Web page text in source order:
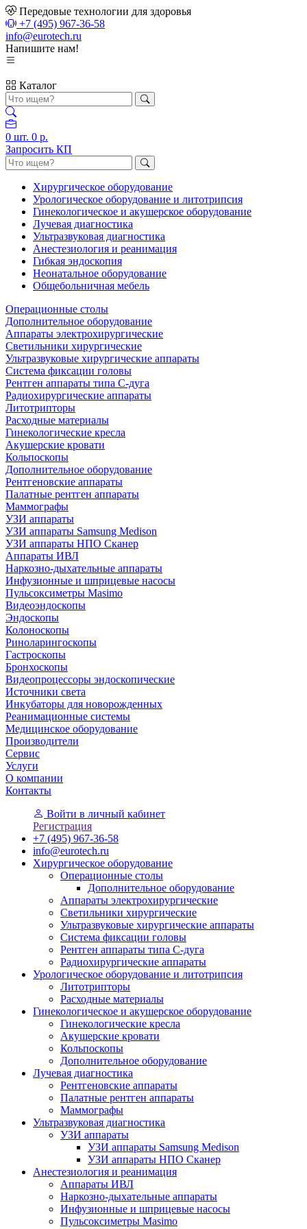
Передовые технологии для здоровья
+7 (495) 967-36-58
info@eurotech.ru
Напишите нам!
Каталог
0 шт. 0 р.
Запросить КП
Хирургическое оборудование
Урологическое оборудование и литотрипсия
Гинекологическое и акушерское оборудование
Лучевая диагностика
Ультразвуковая диагностика
Анестезиология и реанимация
Гибкая эндоскопия
Неонатальное оборудование
Общебольничная мебель
Операционные столы
Дополнительное оборудование
Аппараты электрохирургические
Светильники хирургические
Ультразвуковые хирургические аппараты
Система фиксации головы
Рентген аппараты типа С-дуга
Радиохирургические аппараты
Литотрипторы
Расходные материалы
Гинекологические кресла
Акушерские кровати
Кольпоскопы
Дополнительное оборудование
Рентгеновские аппараты
Палатные рентген аппараты
Маммографы
УЗИ аппараты
УЗИ аппараты Samsung Medison
УЗИ аппараты НПО Сканер
Аппараты ИВЛ
Наркозно-дыхательные аппараты
Инфузионные и шприцевые насосы
Пульсоксиметры Masimo
Видеоэндоскопы
Эндоскопы
Колоноскопы
Риноларингоскопы
Гастроскопы
Бронхоскопы
Видеопроцессоры эндоскопические
Источники света
Инкубаторы для новорожденных
Реанимационные системы
Медицинское оборудование
Производители
Сервис
Услуги
О компании
Контакты
Войти в личный кабинет
Регистрация
+7 (495) 967-36-58
info@eurotech.ru
Хирургическое оборудование
Операционные столы
Дополнительное оборудование
Аппараты электрохирургические
Светильники хирургические
Ультразвуковые хирургические аппараты
Система фиксации головы
Рентген аппараты типа С-дуга
Радиохирургические аппараты
Урологическое оборудование и литотрипсия
Литотрипторы
Расходные материалы
Гинекологическое и акушерское оборудование
Гинекологические кресла
Акушерские кровати
Кольпоскопы
Дополнительное оборудование
Лучевая диагностика
Рентгеновские аппараты
Палатные рентген аппараты
Маммографы
Ультразвуковая диагностика
УЗИ аппараты
УЗИ аппараты Samsung Medison
УЗИ аппараты НПО Сканер
Анестезиология и реанимация
Аппараты ИВЛ
Наркозно-дыхательные аппараты
Инфузионные и шприцевые насосы
Пульсоксиметры Masimo